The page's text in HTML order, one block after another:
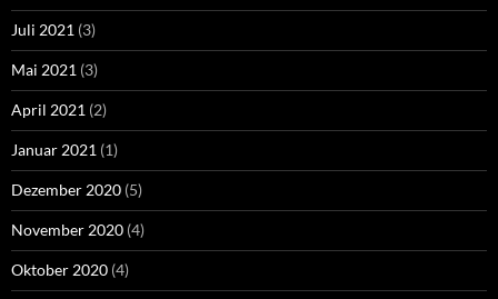
Juli 2021 (3)
Mai 2021 (3)
April 2021 (2)
Januar 2021 (1)
Dezember 2020 (5)
November 2020 (4)
Oktober 2020 (4)